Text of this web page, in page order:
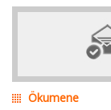
Ökumene